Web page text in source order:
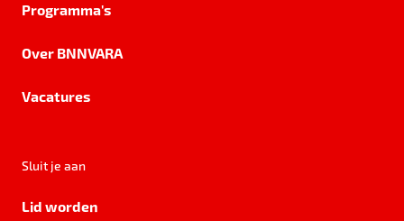
Programma's
Over BNNVARA
Vacatures
Sluit je aan
Lid worden